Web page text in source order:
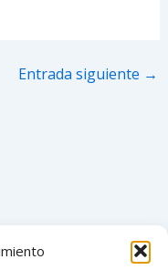
Entrada siguiente →